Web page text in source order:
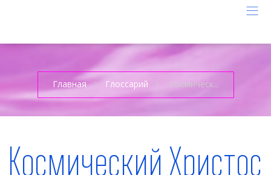
Главная Глоссарий Космическ...
Космический Христос